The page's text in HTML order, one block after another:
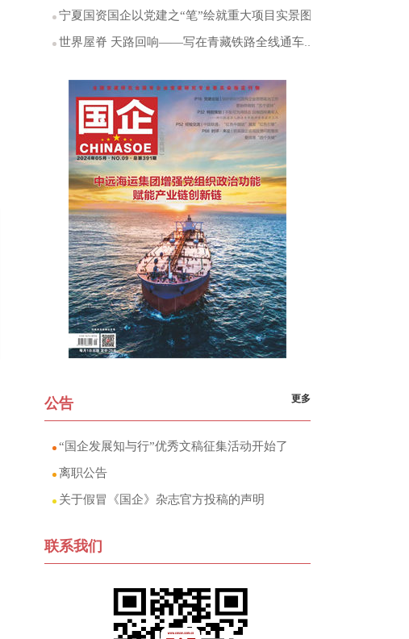
宁夏国资国企以党建之“笔”绘就重大项目实景图
世界屋脊 天路回响——写在青藏铁路全线通车20周年之际
公告 更多
“国企发展知与行”优秀文稿征集活动开始了
离职公告
关于假冒《国企》杂志官方投稿的声明
联系我们